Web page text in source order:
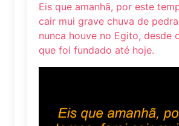
Eis que amanhã, por este
cair mui grave chuva de
nunca houve no Egito, desde
que foi fundado até hoje.